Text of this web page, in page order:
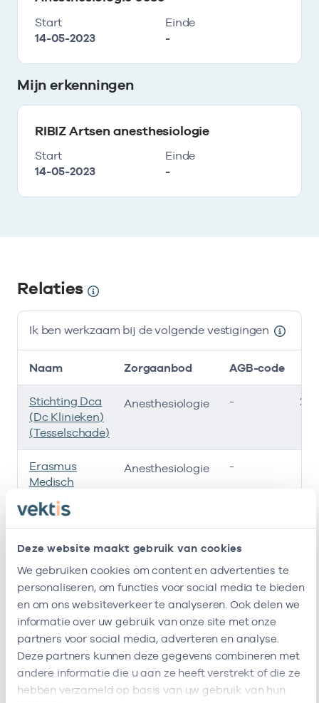
Deze website maakt gebruik van cookies
We gebruiken cookies om content en advertenties te
personaliseren, om functies voor social media te bieden
en om ons websiteverkeer te analyseren. Ook delen we
informatie over uw gebruik van onze site met onze
partners voor social media, adverteren en analyse.
Deze partners kunnen deze gegevens combineren met
andere informatie die u aan ze heeft verstrekt of die ze
hebben verzameld op basis van uw gebruik van hun
Start
14-05-2023
Einde
-
Mijn erkenningen
RIBIZ Artsen anesthesiologie
Start
14-05-2023
Einde
-
Relaties
Ik ben werkzaam bij de volgende vestigingen
Ik ben werkzaam bij de volgende vestigingen
Naam Zorgaanbod AGB-code
Stichting Dca
(Dc Klinieken)
(Tesselschade)
Anesthesiologie -
Erasmus
Medisch
Centrum
Anesthesiologie -
Stichting
Bravis
Anesthesiologie -
Max Md Anesthesiologie -
Ik heb een arbeidsrelatie met
Naam Rol AGB-code